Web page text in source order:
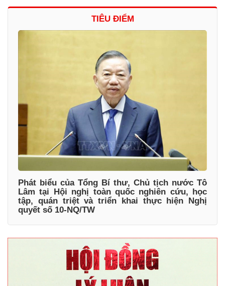
TIÊU ĐIỂM
Phát biểu của Tổng Bí thư, Chủ tịch nước Tô
Lâm tại Hội nghị toàn quốc nghiên cứu, học
tập, quán triệt và triển khai thực hiện Nghị
quyết số 10-NQ/TW